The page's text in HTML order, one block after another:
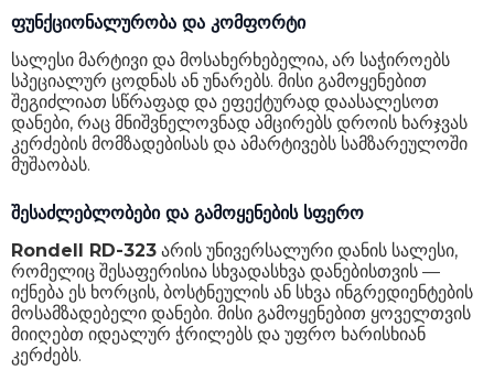
ფუნქციონალურობა და კომფორტი
სალესი მარტივი და მოსახერხებელია, არ საჭიროებს
სპეციალურ ცოდნას ან უნარებს. მისი გამოყენებით
შეგიძლიათ სწრაფად და ეფექტურად დაასალესოთ
დანები, რაც მნიშვნელოვნად ამცირებს დროის ხარჯვას
კერძების მომზადებისას და ამარტივებს სამზარეულოში
მუშაობას.
შესაძლებლობები და გამოყენების სფერო
Rondell RD-323 არის უნივერსალური დანის სალესი,
რომელიც შესაფერისია სხვადასხვა დანებისთვის —
იქნება ეს ხორცის, ბოსტნეულის ან სხვა ინგრედიენტების
მოსამზადებელი დანები. მისი გამოყენებით ყოველთვის
მიიღებთ იდეალურ ჭრილებს და უფრო ხარისხიან
კერძებს.